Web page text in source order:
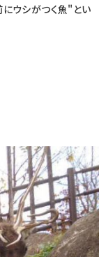
にウシがつく魚"とい